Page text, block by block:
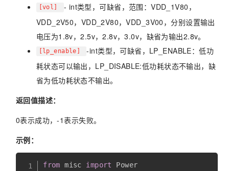
[vol]
- int类型，可缺省，范围：VDD_1V80，
VDD_2V50，VDD_2V80，VDD_3V00，分别设置输出
电压为1.8v，2.5v，2.8v，3.0v，缺省为输出2.8v。
[lp_enable]
-int类型，可缺省，LP_ENABLE：低功
耗状态可以输出，LP_DISABLE:低功耗状态不输出，缺
省为低功耗状态不输出。
返回值描述：
0表示成功，-1表示失败。
示例：
from misc import
Power